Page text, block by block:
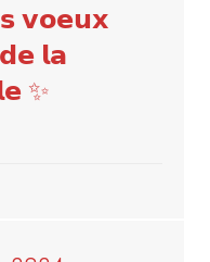
𝘃𝗼𝗲𝘂𝘅
𝗹𝗮
✨